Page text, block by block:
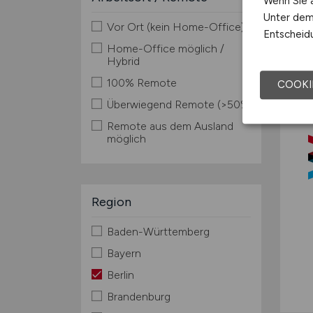
Vor Ort (kein Home-Office)
Home-Office möglich /
Hybrid
100% Remote
Überwiegend Remote (>50%)
Remote aus dem Ausland
möglich
Region
Baden-Württemberg
Bayern
Berlin
Brandenburg
Unter